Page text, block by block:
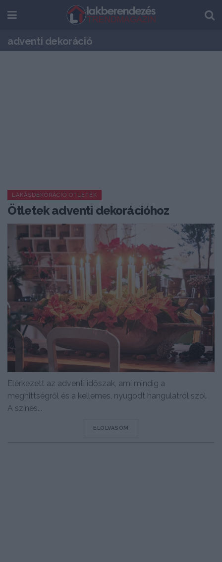
adventi dekoráció
LAKÁSDEKORÁCIÓ ÖTLETEK
Ötletek adventi dekorációhoz
Elérkezett az adventi időszak, ami mindig a
meghittségről és a kellemes, nyugodt hangulatról szól.
A színes...
ELOLVASOM